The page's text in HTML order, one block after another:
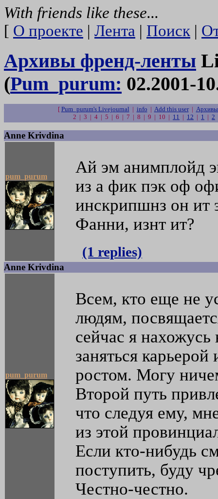
With friends like these...
[ О проекте | Лента | Поиск |
Архивы френд-ленты
(Pum_purum: 02.2001-
[ Pum_purum's Livejournal | info | Add this user| Архивы
2 | 3 | 4 | 5 | 6 | 7 | 8 | 9 | 10 | 11 | 12 | 1 | 2
Anne Krivdina
pum_purum
Ай эм анимплойд
из а фик пэк оф
инскрипшнз он ит
Фанни, изнт ит?
(1 replies)
Anne Krivdina
pum_purum
Всем, кто еще не
людям,
сейчас я
заняться
ростом. Могу
Второй путь
что следуя ему,
из этой
Если кто-нибудь
поступить, буду
Честно-честно.